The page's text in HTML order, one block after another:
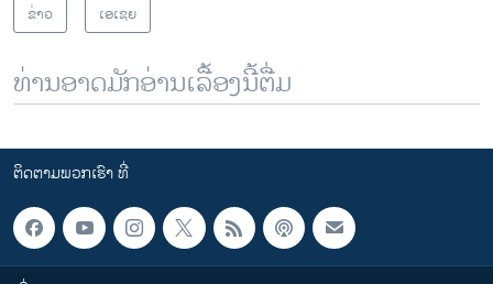
ຂ່າວ
ເອເຊຍ
ທ່ານອາດມັກອ່ານເລື້ອງນີ້ຕື່ມ
ຕິດຕາມພວກເຮົາ ທີ່